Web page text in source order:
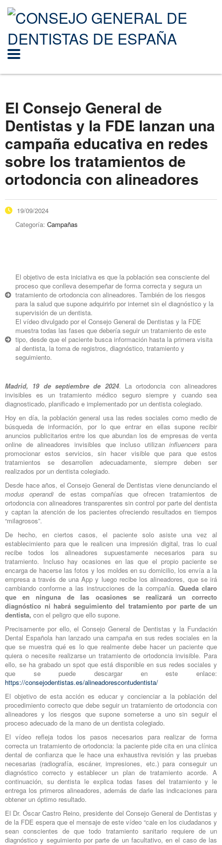
El Consejo General de
Dentistas y la FDE lanzan una
campaña educativa en redes
sobre los tratamientos de
ortodoncia con alineadores
19/09/2024
Categoría: Campañas
El objetivo de esta iniciativa es que la población sea consciente del
proceso que conlleva desempeñar de forma correcta y segura un
tratamiento de ortodoncia con alineadores. También de los riesgos
para la salud que supone adquirirlo por internet sin el diagnóstico y la
supervisión de un dentista.
El vídeo divulgado por el Consejo General de Dentistas y la FDE
muestra todas las fases que debería seguir un tratamiento de este
tipo, desde que el paciente busca información hasta la primera visita
al dentista, la toma de registros, diagnóstico, tratamiento y
seguimiento.
Madrid, 19 de septiembre de 2024. La ortodoncia con alineadores
invisibles es un tratamiento médico seguro siempre y cuando sea
diagnosticado, planificado e implementado por un dentista colegiado.
Hoy en día, la población general usa las redes sociales como medio de
búsqueda de información, por lo que entrar en ellas supone recibir
anuncios publicitarios entre los que abundan los de empresas de venta
online de alineadores invisibles que incluso utilizaninfluencers para
promocionar estos servicios, sin hacer visible que para que estos
tratamientos se desarrollen adecuadamente, siempre deben ser
realizados por un dentista colegiado.
Desde hace años, el Consejo General de Dentistas viene denunciando el
modus operandide estas compañías que ofrecen tratamientos de
ortodoncia con alineadores transparentes sin control por parte del dentista
y captan la atención de los pacientes ofreciendo resultados en tiempos
“milagrosos”.
De hecho, en ciertos casos, el paciente solo asiste una vez al
establecimiento para que le realicen una impresión digital, tras lo cual
recibe todos los alineadores supuestamente necesarios para su
tratamiento. Incluso hay ocasiones en las que el propio paciente se
encarga de hacerse las fotos y los moldes en su domicilio, los envía a la
empresa a través de una App y luego recibe los alineadores, que se irá
cambiando conforme a las instrucciones de la compañía. Queda claro
que en ninguna de las ocasiones se realizará un correcto
diagnóstico ni habrá seguimiento del tratamiento por parte de un
dentista, con el peligro que ello supone.
Precisamente por ello, el Consejo General de Dentistas y la Fundación
Dental Española han lanzado una campaña en sus redes sociales en la
que se muestra qué es lo que realmente debe hacer un paciente que
quiera o necesite realizarse un tratamiento de ortodoncia invisible. Para
ello, se ha grabado un spot que está disponible en sus redes sociales y
que se puede descargar en este enlace:
https://consejodentistas.es/alineadorescontudentista/
El objetivo de esta acción es educar y concienciar a la población del
procedimiento correcto que debe seguir un tratamiento de ortodoncia con
alineadores y los riesgos que supone someterse a uno sin seguir el
proceso adecuado de la mano de un dentista colegiado.
El vídeo refleja todos los pasos necesarios para realizar de forma
correcta un tratamiento de ortodoncia: la paciente pide cita en una clínica
dental de confianza que le hace una exhaustiva revisión y las pruebas
necesarias (radiografía, escáner, impresiones, etc.) para conseguir un
diagnóstico correcto y establecer un plan de tratamiento acorde. A
continuación, su dentista le explica todas fases del tratamiento y le
entrega los primeros alineadores, además de darle las indicaciones para
obtener un óptimo resultado.
El Dr. Óscar Castro Reino, presidente del Consejo General de Dentistas y
de la FDE espera que el mensaje de este vídeo “cale en los ciudadanos y
sean conscientes de que todo tratamiento sanitario requiere de un
diagnóstico y seguimiento por parte de un facultativo, en el caso de las